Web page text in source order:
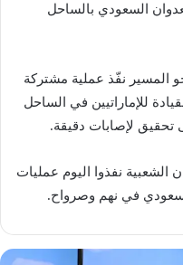
السعودي بالساحل
المسير نفّذ عملية مشتركة
للإماراتيين في الساحل
تحقيق لإصابات دقيقة.
الشعبية نفذوا اليوم عمليات
في نهم وصرواح.